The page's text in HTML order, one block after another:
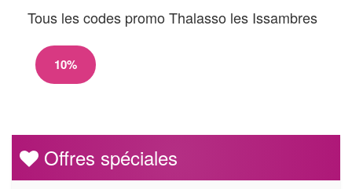
Tous les codes promo Thalasso les Issambres
10%
Offres spéciales